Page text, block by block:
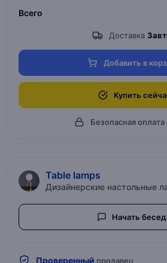
Всего
Доставка
Добавить в
Купить
Безопасная оплата
Table lamps
Дизайнерские настольные
Начать
Проверенный продавец